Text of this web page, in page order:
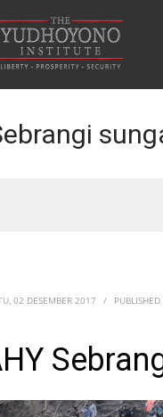
02 DESEMBER 2017 /